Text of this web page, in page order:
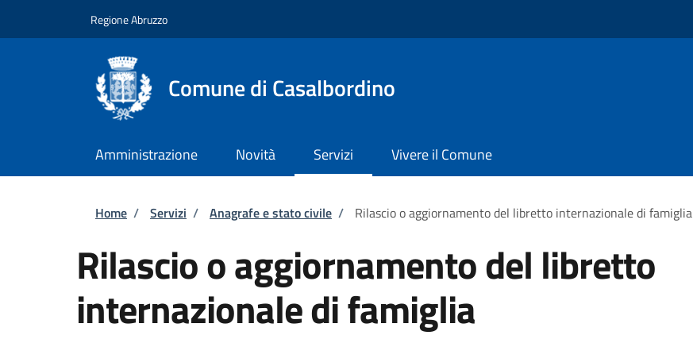
Regione Abruzzo
Comune di Casalbordino
Amministrazione Novità Servizi Vivere il Comune
Briciole di pane
Home / Servizi / Anagrafe e stato civile / Rilascio o aggiornamento del libretto internazionale di famiglia
Rilascio o aggiornamento del libretto
internazionale di famiglia